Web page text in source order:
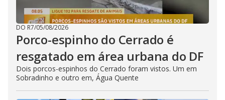
DO R7/05/08/2026
Porco-espinho do Cerrado é
resgatado em área urbana do DF
Dois porcos-espinhos do Cerrado foram vistos. Um em
Sobradinho e outro em, Água Quente